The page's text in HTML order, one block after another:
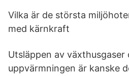
Vilka är de största
med kärnkraft
Utsläppen av växthusgaser
uppvärmningen är kanske